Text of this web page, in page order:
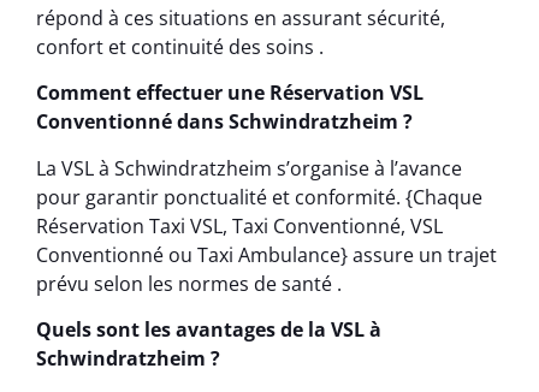
répond à ces situations en assurant sécurité,
confort et continuité des soins .
Comment effectuer une Réservation VSL
Conventionné dans Schwindratzheim ?
La VSL à Schwindratzheim s’organise à l’avance
pour garantir ponctualité et conformité. {Chaque
Réservation Taxi VSL, Taxi Conventionné, VSL
Conventionné ou Taxi Ambulance} assure un trajet
prévu selon les normes de santé .
Quels sont les avantages de la VSL à
Schwindratzheim ?